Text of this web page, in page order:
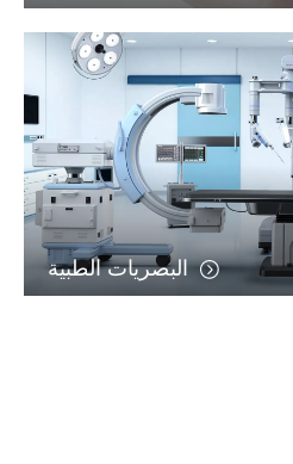
البصريات الطبية